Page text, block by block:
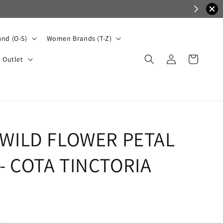
(O-S) Women Brands (T-Z)
Outlet
FLOWER PETAL
COTA TINCTORIA